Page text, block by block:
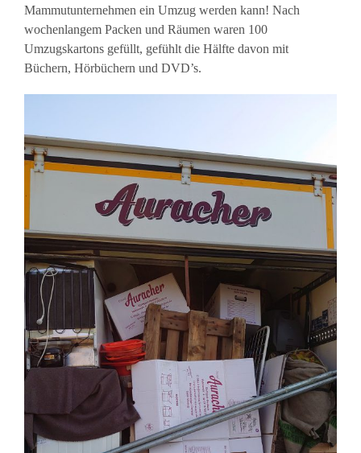
Mammutunternehmen ein Umzug werden kann! Nach
wochenlangem Packen und Räumen waren 100
Umzugskartons gefüllt, gefühlt die Hälfte davon mit
Büchern, Hörbüchern und DVD’s.